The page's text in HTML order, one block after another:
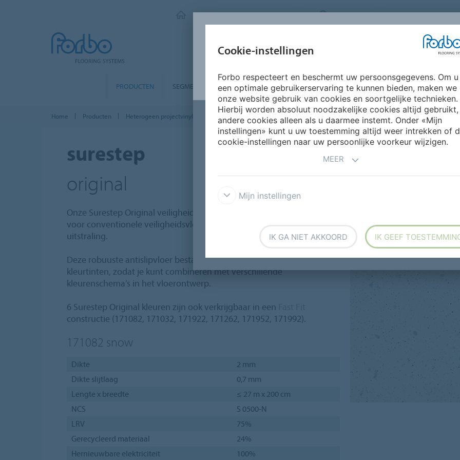
FORBO FLOORING SYSTEMS BELGIUM
PRODUCTEN SEGMENTEN
INSPIRATIE &
REFERENTIES
DUURZAAMHEID
INSTALLATIE &
ONDERHOUD
Home Producten Heterogeen projectvinyl Step antislip vinyl Surestep Original
surestep
original
Onze Surestep Original veiligheidsvloeren bieden een fris alternatief
voor conventionele veiligheidsvloeren dankzij de frisse en strakke
uitstraling.
Deze robuuste antislipvloer bestaat uit 33 kleuren in verschillende
kleurtinten, zodat je kunt combineren met verschillende
kleurenschema's in het vloerontwerp.
6 Surestep Original kleuren zijn ook verkrijgbaar in een
constructie (171082, 171032, 171922, 171262, 171952, 171992).
171082 snow
Dikte
2 mm
Dikte slijtlaag
0,7 mm
Lengte x breedte
≤ 27 m x 200 cm
NCS
S 0500-N
LRV
75%
Gerecycleerd materiaal
24%
Hernieuwbare elektriciteit
100%
Cookie-instellingen
Forbo respecteert en beschermt uw persoonsgegevens. Om u
een optimale gebruikerservaring te kunnen bieden, maken we
onze website gebruik van cookies en soortgelijke technieken.
Hierbij worden absoluut noodzakelijke cookies altijd gebruikt,
andere cookies alleen als u daarmee instemt. Onder «Mijn
instellingen» kunt u uw toestemming altijd weer intrekken of
cookie-instellingen naar uw persoonlijke voorkeur wijzigen.
MEER
Mijn instellingen
IK GA NIET AKKOORD IK GEEF